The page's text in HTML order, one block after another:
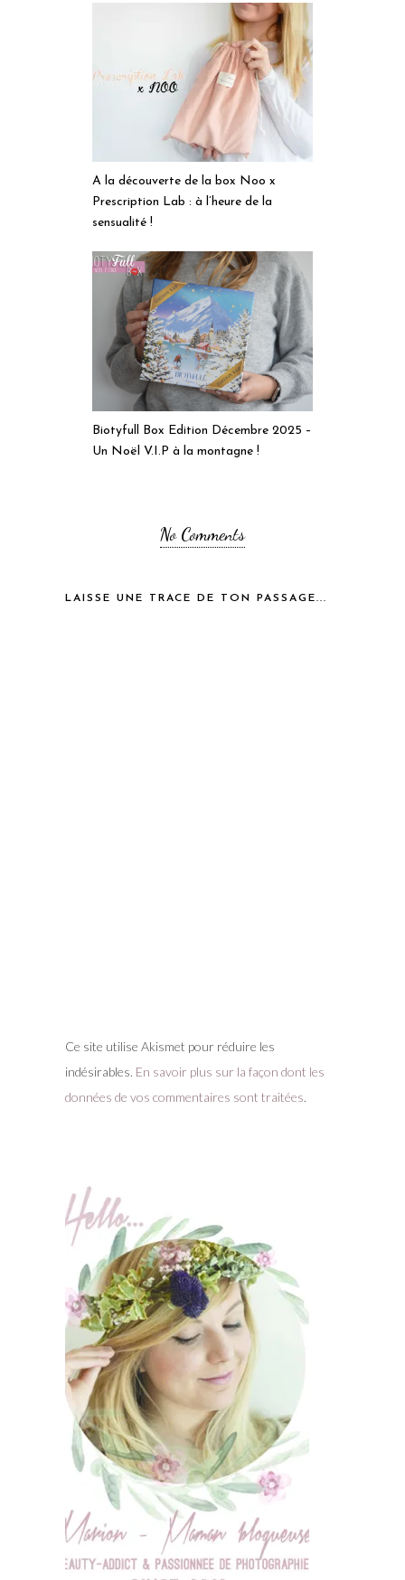
A la découverte de la box Noo x
Prescription Lab : à l’heure de la
sensualité !
Biotyfull Box Edition Décembre 2025 –
Un Noël V.I.P à la montagne !
No Comments
LAISSE UNE TRACE DE TON PASSAGE...
Ce site utilise Akismet pour réduire les
indésirables. En savoir plus sur la façon dont les
données de vos commentaires sont traitées.